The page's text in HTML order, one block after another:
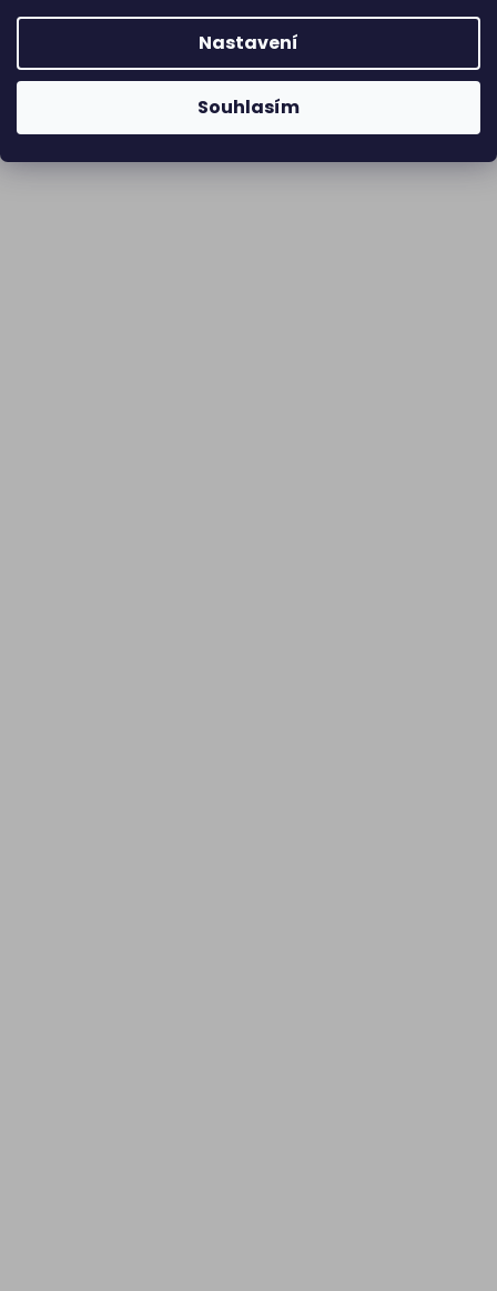
Nastavení
Souhlasím